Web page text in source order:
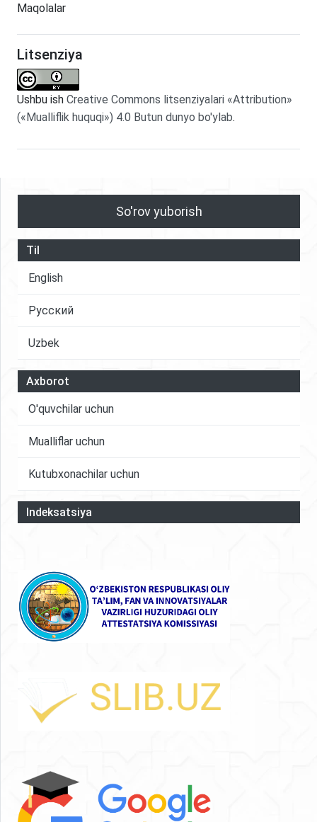
Maqolalar
Litsenziya
Ushbu ish Creative Commons litsenziyalari «Attribution»
(«Mualliflik huquqi») 4.0 Butun dunyo bo'ylab.
So'rov yuborish
Til
English
Русский
Uzbek
Axborot
O'quvchilar uchun
Mualliflar uchun
Kutubxonachilar uchun
Indeksatsiya